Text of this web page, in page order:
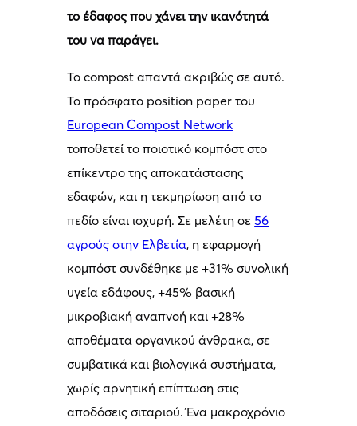
το έδαφος που χάνει την ικανότητά
του να παράγει.
Το compost απαντά ακριβώς σε αυτό.
Το πρόσφατο position paper του
European Compost Network
τοποθετεί το ποιοτικό κομπόστ στο
επίκεντρο της αποκατάστασης
εδαφών, και η τεκμηρίωση από το
πεδίο είναι ισχυρή. Σε μελέτη σε56
αγρούς στην Ελβετία, η εφαρμογή
κομπόστ συνδέθηκε με +31% συνολική
υγεία εδάφους, +45% βασική
μικροβιακή αναπνοή και +28%
αποθέματα οργανικού άνθρακα, σε
συμβατικά και βιολογικά συστήματα,
χωρίς αρνητική επίπτωση στις
αποδόσεις σιταριού. Ένα μακροχρόνιο